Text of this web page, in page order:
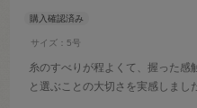
サイズ：5号
糸のすべりが程よくて、握った感
と選ぶことの大切さを実感しまし